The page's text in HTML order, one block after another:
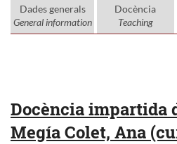
Dades generals
General information
Docència
Teaching
Docència impartida
Megía Colet, Ana